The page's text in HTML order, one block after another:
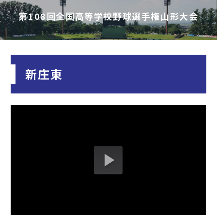
第108回全国高等学校野球選手権山形大会
新庄東